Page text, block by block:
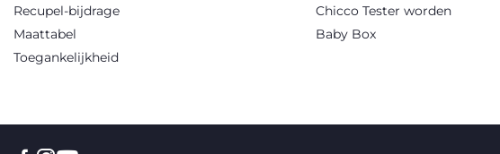
Recupel-bijdrage
Maattabel
Toegankelijkheid
Chicco Tester worden
Baby Box